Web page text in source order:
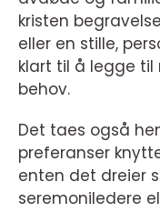
kristen
eller en stille,
klart til å legge til
behov.
Det taes også
preferanser
enten det dreier
seremoniledere